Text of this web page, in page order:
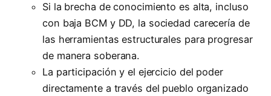
Si la brecha de conocimiento es alta, incluso
con baja BCM y DD, la sociedad carecería de
las herramientas estructurales para progresar
de manera soberana.
La participación y el ejercicio del poder
directamente a través del pueblo organizado